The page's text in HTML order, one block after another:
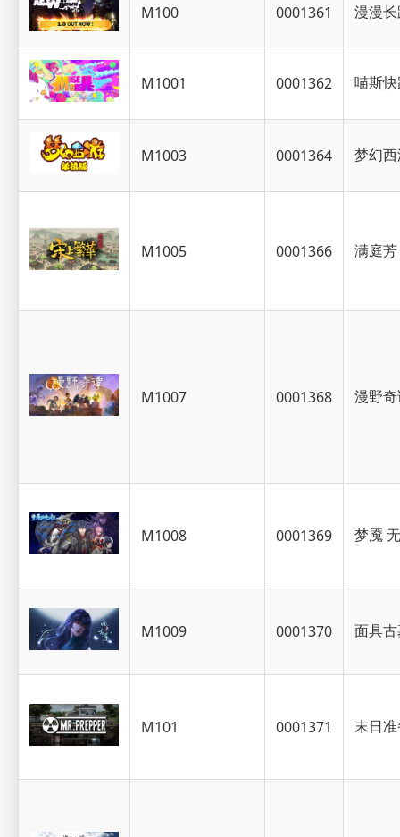
M100 0001361 漫漫
M1001 0001362 喵斯
M1003 0001364 梦幻
M1005 0001366 满庭
M1007 0001368 漫野
M1008 0001369 梦魇
M1009 0001370 面具
M101 0001371 末日